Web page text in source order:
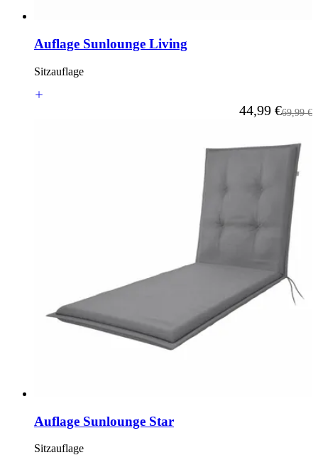
Auflage Sunlounge Living
Sitzauflage
Ab
44,99 €69,99 €
Auflage Sunlounge Star
Sitzauflage